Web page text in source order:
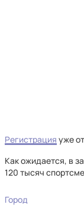
Регистрация уже
Как ожидается, в
120 тысяч
Город